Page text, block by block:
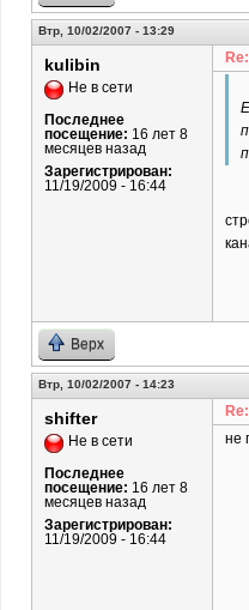
Втр, 10/02/2007 - 13:29
kulibin
Не в сети
Последнее
посещение: 16 лет 8
месяцев назад
Зарегистрирован:
11/19/2009 - 16:44
Верх
Втр, 10/02/2007 - 14:23
shifter
Не в сети
Последнее
посещение: 16 лет 8
месяцев назад
Зарегистрирован:
11/19/2009 - 16:44
не